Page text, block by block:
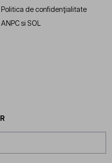
Politica de confidențialitate
ANPC si SOL